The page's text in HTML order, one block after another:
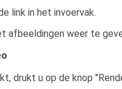
link in het invoervak.
afbeeldingen weer te
drukt u op de knop